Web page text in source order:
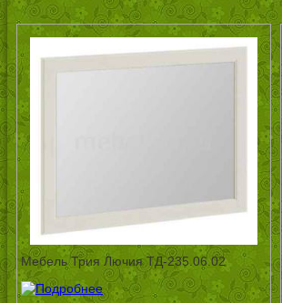
Мебель Трия Лючия ТД-235.06.02